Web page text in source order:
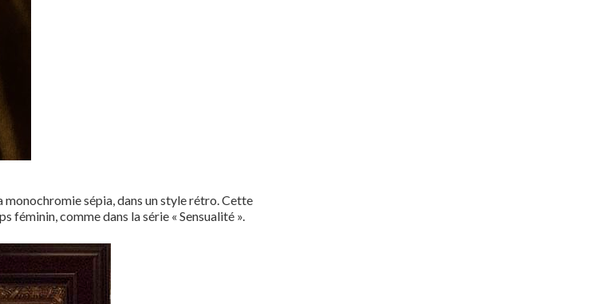
sépia, dans un style rétro. Cette
féminin, comme dans la série « Sensualité ».